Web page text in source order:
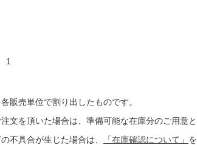
1
販売単位で割り出したものです。
文を頂いた場合は、準備可能な在庫分のご用意と
不具合が生じた場合は、
「在庫確認について」